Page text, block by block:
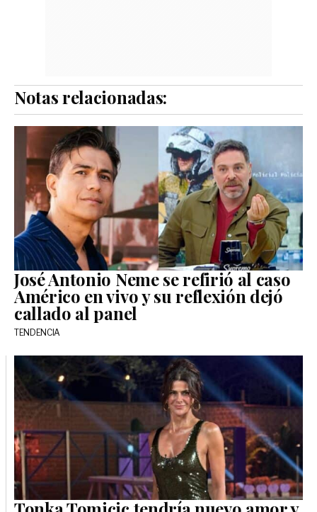
Notas relacionadas:
José Antonio Neme se refirió al caso
Américo en vivo y su reflexión dejó
callado al panel
TENDENCIA